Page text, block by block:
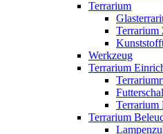
Terrarium
Terrarium
Werkzeug
Terrarium
Terrarium
Terrarium